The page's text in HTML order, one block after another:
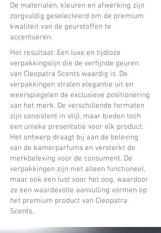
De materialen, kleuren en afwerking zijn
zorgvuldig geselecteerd om de premium
kwaliteit van de geurstoffen te
accentueren.
Het resultaat: Een luxe en tijdloze
verpakkingslijn die de verfijnde geuren
van Cleopatra Scents waardig is. De
verpakkingen stralen elegantie uit en
weerspiegelen de exclusieve positionering
van het merk. De verschillende formaten
zijn consistent in stijl, maar bieden toch
een unieke presentatie voor elk product.
Het ontwerp draagt bij aan de beleving
van de kamerparfums en versterkt de
merkbeleving voor de consument. De
verpakkingen zijn niet alleen functioneel,
maar ook een lust voor het oog, waardoor
ze een waardevolle aanvulling vormen op
het premium product van Cleopatra
Scents.